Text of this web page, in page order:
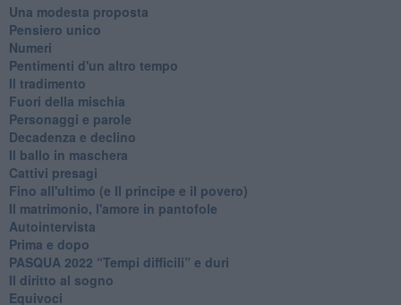
Una modesta proposta
Pensiero unico
Numeri
Pentimenti d'un altro tempo
Il tradimento
Fuori della mischia
Personaggi e parole
Decadenza e declino
Il ballo in maschera
Cattivi presagi
Fino all'ultimo (e Il principe e il povero)
Il matrimonio, l'amore in pantofole
Autointervista
Prima e dopo
​PASQUA 2022 “Tempi difficili” e duri
Il diritto al sogno
Equivoci